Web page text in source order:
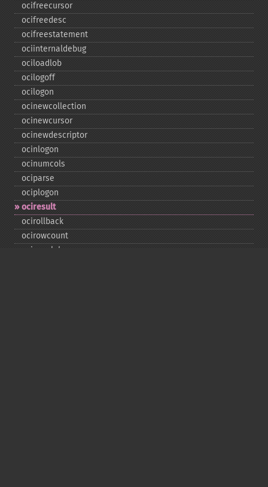
ocifreecursor
ocifreedesc
ocifreestatement
ociinternaldebug
ociloadlob
ocilogoff
ocilogon
ocinewcollection
ocinewcursor
ocinewdescriptor
ocinlogon
ocinumcols
ociparse
ociplogon
ociresult
ocirollback
ocirowcount
ocisavelob